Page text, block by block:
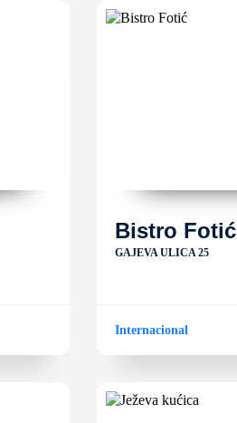
Bistro Fotić
GAJEVA ULICA 25
Internacional